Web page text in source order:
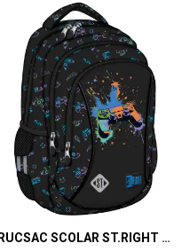
RUCSAC SCOLAR ST.RIGHT 3 COMPARTIMENTE GAME CONTROLLER SPLASH BP-26 697562